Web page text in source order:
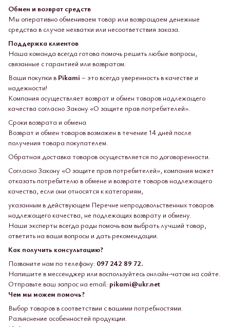
Обмен и возврат средств
Мы оперативно обмениваем товар или возвращаем денежные
средства в случае нехватки или несоответствия заказа.
Поддержка клиентов
Наша команда всегда готова помочь решить любые вопросы,
связанные с гарантией или возвратом.
Ваши покупки в Pikami – это всегда уверенность в качестве и
надежности!
Компания осуществляет возврат и обмен товаров надлежащего
качества согласно Закону «О защите прав потребителей».
Сроки возврата и обмена
Возврат и обмен товаров возможен в течение 14 дней после
получения товара покупателем.
Обратная доставка товаров осуществляется по договоренности.
Согласно Закону «О защите прав потребителей», компания может
отказать потребителю в обмене и возврате товаров надлежащего
качества, если они относятся к категориям,
указанным в действующем Перечне непродовольственных товаров
надлежащего качества, не подлежащих возврату и обмену.
Наши эксперты всегда рады помочь вам выбрать лучший товар,
ответить на ваши вопросы и дать рекомендации.
Как получить консультацию?
Позвоните нам по телефону: 097 242 89 72.
Напишите в мессенджер или воспользуйтесь онлайн-чатом на сайте.
Отправьте ваш запрос на email: pikami@ukr.net
Чем мы можем помочь?
Выбор товаров в соответствии с вашими потребностями.
Разъяснение особенностей продукции.